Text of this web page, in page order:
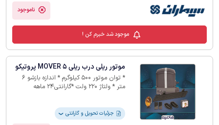
ناموجود
موجود شد خبرم کن !
موتور ریلی درب ریلی MOVER 5 پروتیکو
* توان موتور 500 کیلوگرم * اندازه بازشو 6
متر * ولتاژ 220 ولت *گارانتی24 ماهه
جزئیات تحویل و گارانتی ❯